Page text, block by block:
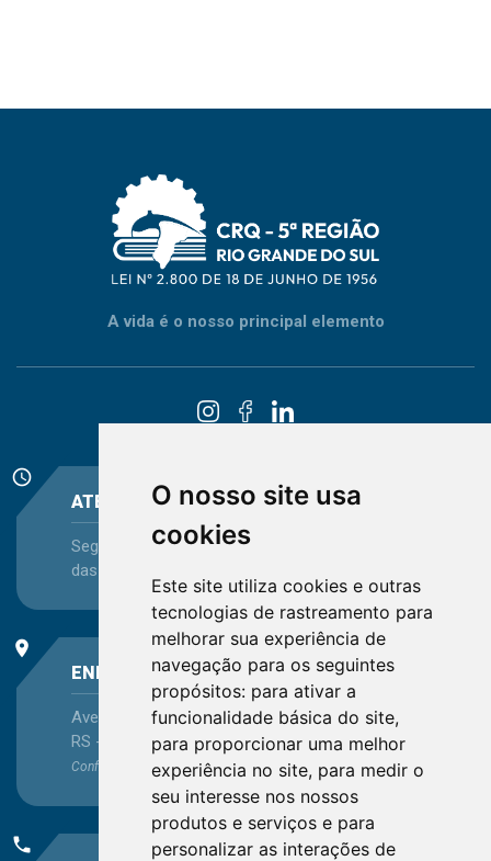
O nosso site usa
cookies
Este site utiliza cookies e outras
tecnologias de rastreamento para
melhorar sua experiência de
navegação para os seguintes
propósitos: para ativar a
funcionalidade básica do site,
para proporcionar uma melhor
experiência no site, para medir o
seu interesse nos nossos
produtos e serviços e para
personalizar as interações de
A vida é o nosso principal elemento
schedule
ATENDIMENTO
Segunda-feira a Sexta-feira - das 08:30 às 12:15 e
das 13:30 às 16:45
place
ENDEREÇO
Avenida Itaqui, 45, Bairro Petrópolis, Porto Alegre -
RS - CEP 90460-140
Confira as demaislocalizações no Estado
phone